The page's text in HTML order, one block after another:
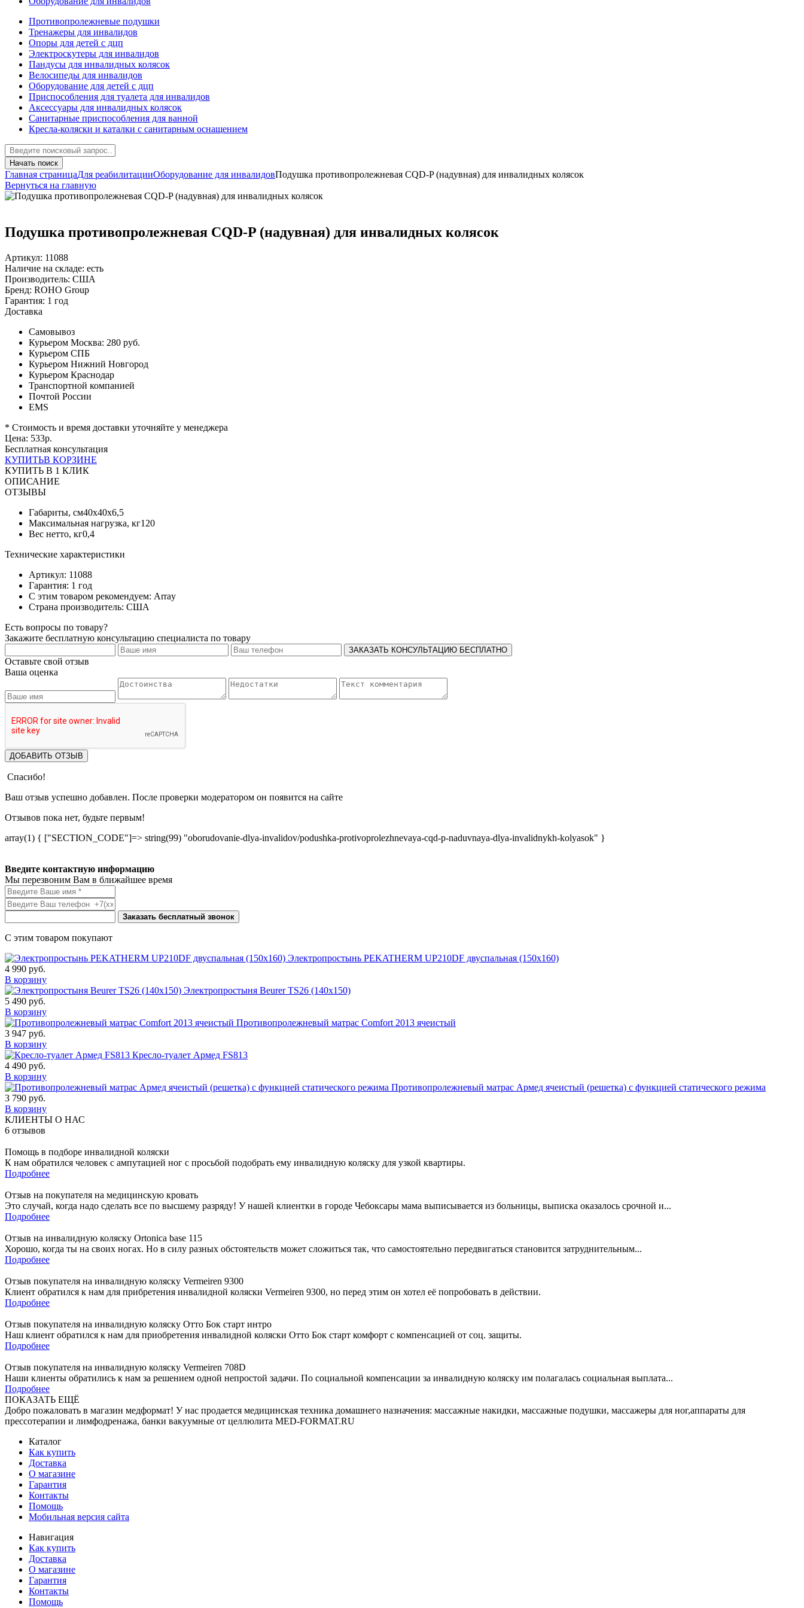
Противопролежневые подушки
Тренажеры для инвалидов
Опоры для детей с дцп
Электроскутеры для инвалидов
Пандусы для инвалидных колясок
Велосипеды для инвалидов
Оборудование для детей с дцп
Приспособления для туалета для инвалидов
Аксессуары для инвалидных колясок
Санитарные приспособления для ванной
Кресла-коляски и каталки с санитарным оснащением
Начать поиск
Главная страницаДля реабилитацииОборудование для инвалидовПодушка противопролежневая CQD-P (надувная) для инвалидных колясок
Вернуться на главную
Подушка противопролежневая CQD-P (надувная) для инвалидных колясок
Артикул: 11088
Наличие на складе: есть
Производитель: США
Бренд: ROHO Group
Гарантия: 1 год
Доставка
Самовывоз
Курьером Москва: 280 руб.
Курьером СПБ
Курьером Нижний Новгород
Курьером Краснодар
Транспортной компанией
Почтой России
EMS
* Стоимость и время доставки уточняйте у менеджера
Цена: 533р.
Бесплатная консультация
КУПИТЬВ КОРЗИНЕ
КУПИТЬ В 1 КЛИК
ОПИСАНИЕ
ОТЗЫВЫ
Габариты, см40х40х6,5
Максимальная нагрузка, кг120
Вес нетто, кг0,4
Технические характеристики
Артикул: 11088
Гарантия: 1 год
С этим товаром рекомендуем: Array
Страна производитель: США
Есть вопросы по товару?
Закажите бесплатную консультацию специалиста по товару
ЗАКАЗАТЬ КОНСУЛЬТАЦИЮ БЕСПЛАТНО
Оставьте свой отзыв
Ваша оценка
ДОБАВИТЬ ОТЗЫВ
Спасибо!
Ваш отзыв успешно добавлен. После проверки модератором он появится на сайте
Отзывов пока нет, будьте первым!
array(1) { ["SECTION_CODE"]=> string(99) "oborudovanie-dlya-invalidov/podushka-protivoprolezhnevaya-cqd-p-naduvnaya-dlya-invalidnykh-kolyasok" }
Введите контактную информацию
Мы перезвоним Вам в ближайшее время
Заказать бесплатный звонок
С этим товаром покупают
Электропростынь PEKATHERM UP210DF двуспальная (150x160)
4 990 руб.
В корзину
Электропростыня Beurer TS26 (140x150)
5 490 руб.
В корзину
Противопролежневый матрас Comfort 2013 ячеистый
3 947 руб.
В корзину
Кресло-туалет Армед FS813
4 490 руб.
В корзину
Противопролежневый матрас Армед ячеистый (решетка) с функцией статического режима
3 790 руб.
В корзину
КЛИЕНТЫ О НАС
6 отзывов
Помощь в подборе инвалидной коляски
К нам обратился человек с ампутацией ног с просьбой подобрать ему инвалидную коляску для узкой квартиры.
Подробнее
Отзыв на покупателя на медицинскую кровать
Это случай, когда надо сделать все по высшему разряду! У нашей клиентки в городе Чебоксары мама выписывается из больницы, выписка оказалось срочной и...
Подробнее
Отзыв на инвалидную коляску Ortonica base 115
Хорошо, когда ты на своих ногах. Но в силу разных обстоятельств может сложиться так, что самостоятельно передвигаться становится затруднительным...
Подробнее
Отзыв покупателя на инвалидную коляску Vermeiren 9300
Клиент обратился к нам для прибретения инвалидной коляски Vermeiren 9300, но перед этим он хотел её попробовать в действии.
Подробнее
Отзыв покупателя на инвалидную коляску Отто Бок старт интро
Наш клиент обратился к нам для приобретения инвалидной коляски Отто Бок старт комфорт с компенсацией от соц. защиты.
Подробнее
Отзыв покупателя на инвалидную коляску Vermeiren 708D
Наши клиенты обратились к нам за решением одной непростой задачи. По социальной компенсации за инвалидную коляску им полагалась социальная выплата...
Подробнее
ПОКАЗАТЬ ЕЩЁ
Добро пожаловать в магазин медформат! У нас продается медицинская техника домашнего назначения: массажные накидки, массажные подушки, массажеры для ног,аппараты для
прессотерапии и лимфодренажа, банки вакуумные от целлюлита MED-FORMAT.RU
Каталог
Как купить
Доставка
О магазине
Гарантия
Контакты
Помощь
Мобильная версия сайта
Навигация
Как купить
Доставка
О магазине
Гарантия
Контакты
Помощь